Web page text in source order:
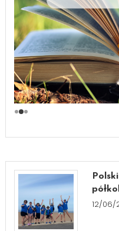
12/06/